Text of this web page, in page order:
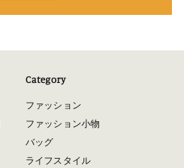
Category
ファッション
ファッション小物
バッグ
ライフスタイル